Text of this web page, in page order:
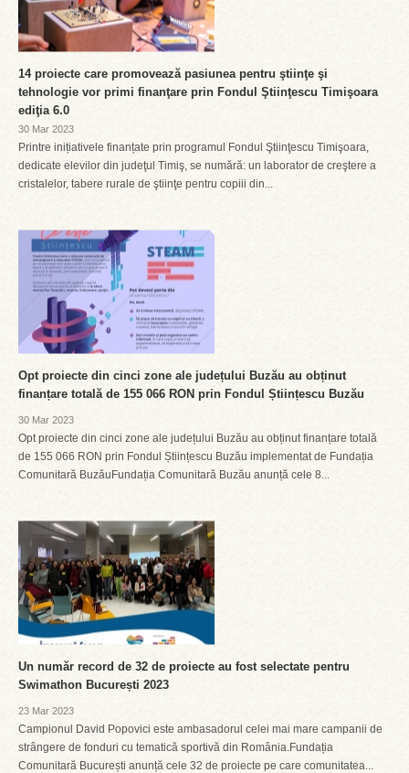
14 proiecte care promovează pasiunea pentru ştiinţe şi
tehnologie vor primi finanţare prin Fondul Ştiinţescu Timişoara
ediţia 6.0
30 Mar 2023
Printre inițiativele finanțate prin programul Fondul Ştiinţescu Timişoara,
dedicate elevilor din judeţul Timiş, se numără: un laborator de creştere a
cristalelor, tabere rurale de ştiinţe pentru copiii din...
Opt proiecte din cinci zone ale județului Buzău au obținut
finanțare totală de 155 066 RON prin Fondul Științescu Buzău
30 Mar 2023
Opt proiecte din cinci zone ale județului Buzău au obținut finanțare totală
de 155 066 RON prin Fondul Științescu Buzău implementat de Fundația
Comunitară BuzăuFundația Comunitară Buzău anunță cele 8...
Un număr record de 32 de proiecte au fost selectate pentru
Swimathon București 2023
23 Mar 2023
Campionul David Popovici este ambasadorul celei mai mare campanii de
strângere de fonduri cu tematică sportivă din România.Fundația
Comunitară București anunță cele 32 de proiecte pe care comunitatea...